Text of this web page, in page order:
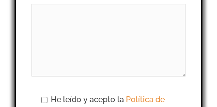
He leído y acepto la Política de